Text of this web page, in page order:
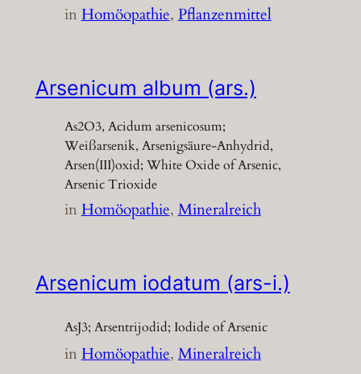
inHomöopathie, Pflanzenmittel
Arsenicum album (ars.)
As2O3, Acidum arsenicosum;
Weißarsenik, Arsenigsäure-Anhydrid,
Arsen(III)oxid; White Oxide of Arsenic,
Arsenic Trioxide
inHomöopathie, Mineralreich
Arsenicum iodatum (ars-i.)
AsJ3; Arsentrijodid; Iodide of Arsenic
inHomöopathie, Mineralreich